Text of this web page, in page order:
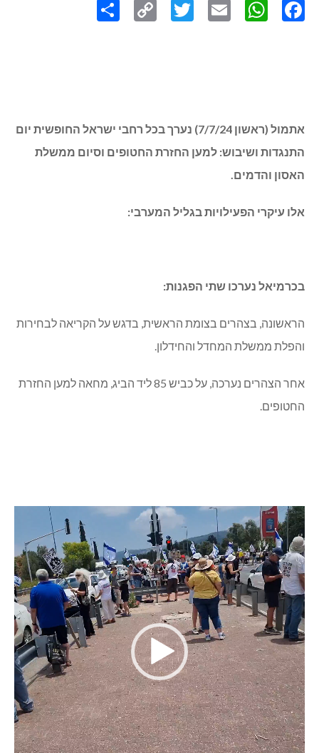
אתמול (ראשון 7/7/24) נערך בכל רחבי ישראל החופשית יום
התנגדות ושיבוש: למען החזרת החטופים וסיום ממשלת
האסון והדמים.
אלו עיקרי הפעילויות בגליל המערבי:
בכרמיאל נערכו שתי הפגנות:
הראשונה, בצהרים בצומת הראשית, בדגש על הקריאה לבחירות
והפלת ממשלת המחדל והחידלון.
אחר הצהרים נערכה, על כביש 85 ליד הביג, מחאה למען החזרת
החטופים.
נגן
וידאו